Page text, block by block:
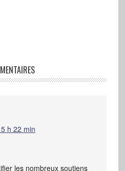
h 22 min
les nombreux soutiens